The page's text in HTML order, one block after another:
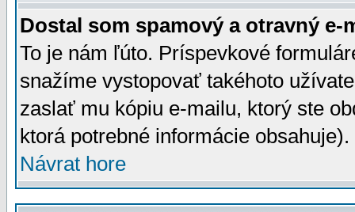
Dostal som spamový a otravný e-
To je nám ľúto. Príspevkové
snažíme vystopovať takéhoto
zaslať mu kópiu e-mailu, ktorý ste
ktorá potrebné informácie
Návrat hore